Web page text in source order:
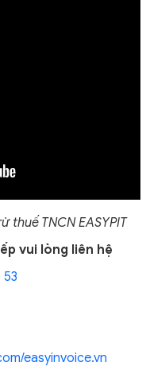
TNCN EASYPIT
vui lòng liên hệ
53
easyinvoice.vn